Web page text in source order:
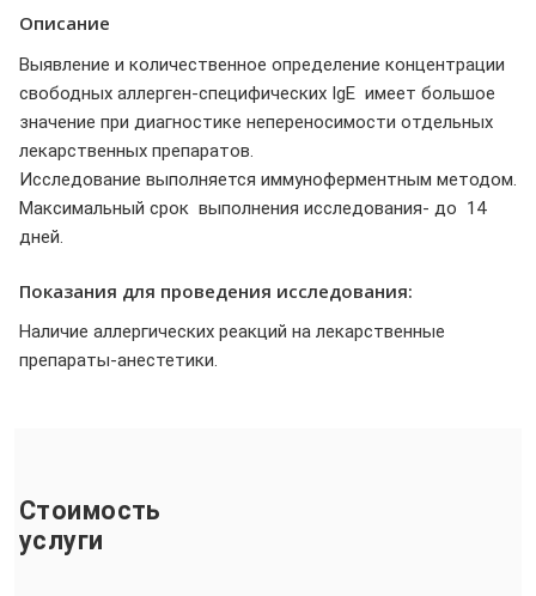
Описание
Выявление и количественное определение концентрации
свободных аллерген-специфических IgE имеет большое
значение при диагностике непереносимости отдельных
лекарственных препаратов.
Исследование выполняется иммуноферментным методом.
Максимальный срок выполнения исследования- до 14
дней.
Показания для проведения исследования:
Наличие аллергических реакций на лекарственные
препараты-анестетики.
Стоимость
услуги